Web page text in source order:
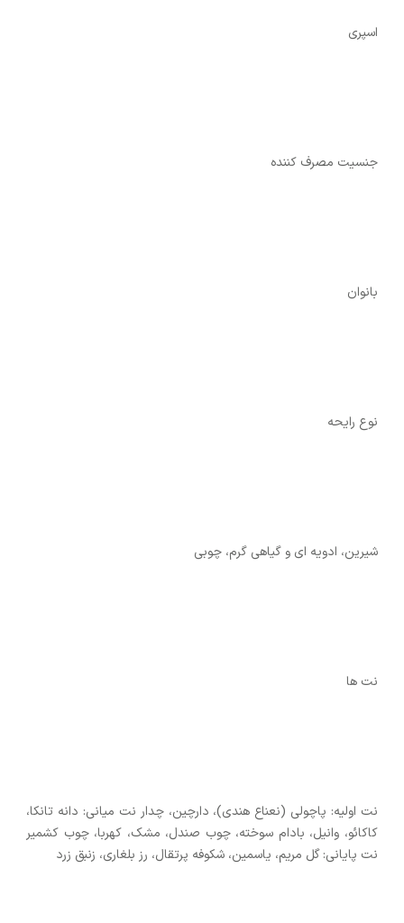
اسپری
جنسیت مصرف کننده
بانوان
نوع رایحه
شیرین، ادویه ای و گیاهی گرم، چوبی
نت ها
نت اولیه: پاچولی (نعناع هندی)، دارچین، چدار نت میانی: دانه تانکا،
کاکائو، وانیل، بادام سوخته، چوب صندل، مشک، کهربا، چوب کشمیر
نت پایانی: گل مریم، یاسمین، شکوفه پرتقال، رز بلغاری، زنبق زرد